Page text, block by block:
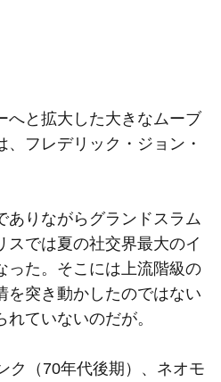
と拡大した大きなムーブ
フレデリック・ジョン・
りながらグランドスラム
では夏の社交界最大のイ
った。そこには上流階級の
を突き動かしたのではない
ていないのだが。
ク（70年代後期）、ネオモ